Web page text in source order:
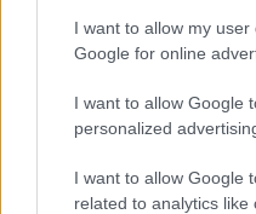
I want to allow my
Google for online
I want to allow Google
personalized
I want to allow Google
related to analytics like
Ricevi le
da
Condividi l'articolo